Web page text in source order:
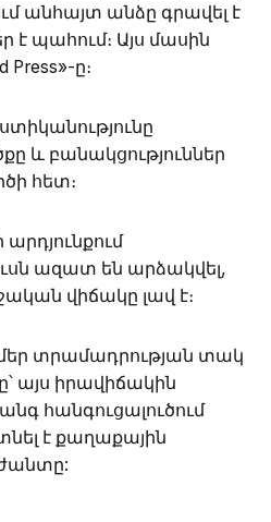
անհայտ անձը գրավել է
պահում։ Այս մասին
Press»-ը։
և բանակցություններ
հետ։
ազատ են արձակվել,
վիճակը լավ է։
մեր տրամադրության տակ
այս իրավիճակին
հանգուցալուծում
է քաղաքային